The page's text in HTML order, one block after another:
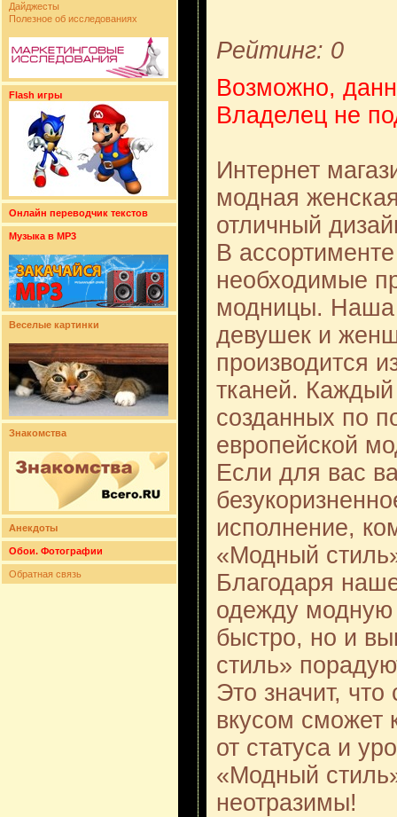
Дайджесты
Полезное об исследованиях
Flash игры
Онлайн переводчик текстов
Музыка в MP3
Веселые картинки
Знакомства
Анекдоты
Обои. Фотографии
Обратная связь
Рейтинг: 0
Возможно,
Владелец не
Интернет
модная
отличный
В
необходимые
модницы. Наша
девушек и
производится
тканей.
созданных по
европейской
Если для вас
исполнение,
«Модный
Благодаря
одежду модную
быстро, но и
стиль»
Это значит,
вкусом сможет
от статуса и
«Модный
неотразимы!